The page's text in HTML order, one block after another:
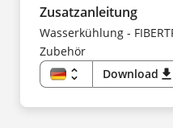
FR
HU
IT
KK
KO
NL
NO
PL
PT
Zusatzanleitung
Wasserkühlung -
Zubehör
unfold_more
DE
Download download